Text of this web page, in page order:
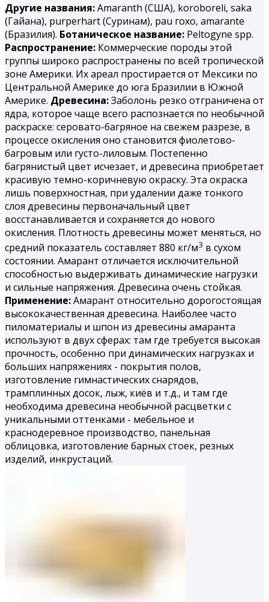
Другие названия:Amaranth (США), koroboreli, saka
(Гайана), purperhart (Суринам), раu гохо, amarantе
(Бразилия). Ботаническое название: Peltogyne spp.
Распространение: Коммерческие породы этой
группы широко распространены по всей тропической
зоне Америки. Их ареал простирается от Мексики по
Центральной Америке до юга Бразилии в Южной
Америке. Древесина:Заболонь резко отграничена от
ядра, которое чаще всего распознается по необычной
раскраске: серовато-багряное на свежем разрезе, в
процессе окисления оно становится фиолетово-
багровым или густо-лиловым. Постепенно
багрянистый цвет исчезает, и древесина приобретает
красивую темно-коричневую окраску. Эта окраска
лишь поверхностная, при удалении даже тонкого
слоя древесины первоначальный цвет
восстанавливается и сохраняется до нового
окисления. Плотность древесины может меняться, но
средний показатель составляет 880 кг/м3 в сухом
состоянии. Амарант отличается исключительной
способностью выдерживать динамические нагрузки
и сильные напряжения. Древесина очень стойкая.
Применение:Амарант относительно дорогостоящая
высококачественная древесина. Наиболее часто
пиломатериалы и шпон из древесины амаранта
используют в двух сферах: там где требуется высокая
прочность, особенно при динамических нагрузках и
больших напряжениях - покрытия полов,
изготовление гимнастических снарядов,
трамплинных досок, лыж, киёв и т.д., и там где
необходима древесина необычной расцветки с
уникальными оттенками - мебельное и
краснодеревное производство, панельная
облицовка, изготовление барных стоек, резных
изделий, инкрустаций.